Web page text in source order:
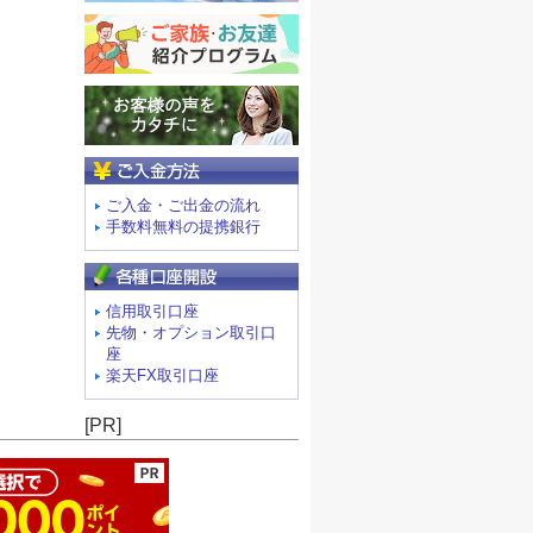
ご入金・ご出金の流れ
手数料無料の提携銀行
信用取引口座
先物・オプション取引口
座
楽天FX取引口座
[PR]